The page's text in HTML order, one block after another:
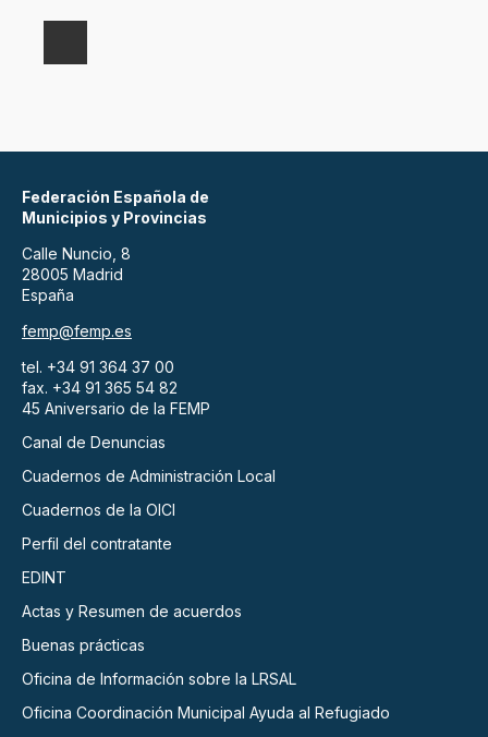
Federación Española de
Municipios y Provincias
Calle Nuncio, 8
28005 Madrid
España
femp@femp.es
tel. +34 91 364 37 00
fax. +34 91 365 54 82
45 Aniversario de la FEMP
Canal de Denuncias
Cuadernos de Administración Local
Cuadernos de la OICI
Perfil del contratante
EDINT
Actas y Resumen de acuerdos
Buenas prácticas
Oficina de Información sobre la LRSAL
Oficina Coordinación Municipal Ayuda al Refugiado